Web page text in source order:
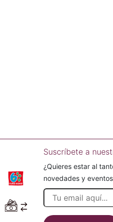
Suscríbete a
¿Quieres estar al
novedades y